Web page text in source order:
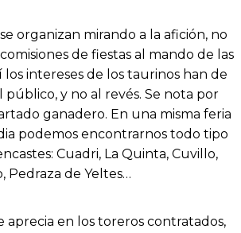
organizan mirando a la afición, no
de fiestas al mando de las
los intereses de los taurinos han de
público, y no al revés. Se nota por
ganadero. En una misma feria
podemos encontrarnos todo tipo
Cuadri, La Quinta, Cuvillo,
Pedraza de Yeltes…
aprecia en los toreros contratados,